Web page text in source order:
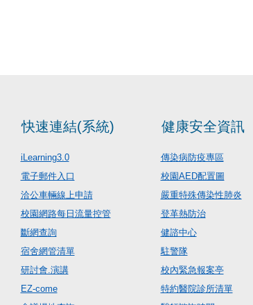
快速連結(系統)
iLearning3.0
電子郵件入口
洽公車輛線上申請
校園網路每日流量控管
斷網查詢
宿舍網管清單
研討會.演講
EZ-come
健康安全資訊
傳染病防疫專區
校園AED配置圖
嚴重特殊傳染性肺炎
登革熱防治
健諮中心
駐警隊
校內緊急報案亭
特約醫院診所清單